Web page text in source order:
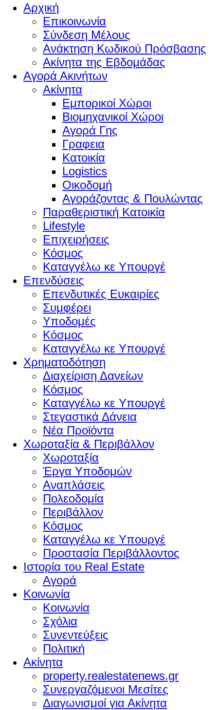
Αρχική
Επικοινωνία
Σύνδεση Μέλους
Ανάκτηση Κωδικού Πρόσβασης
Ακίνητα της Εβδομάδας
Αγορά Ακινήτων
Ακίνητα
Εμπορικοί Χώροι
Βιομηχανικοί Χώροι
Αγορά Γης
Γραφεια
Κατοικία
Logistics
Οικοδομή
Αγοράζοντας & Πουλώντας
Παραθεριστική Κατοικία
Lifestyle
Επιχειρήσεις
Κόσμος
Καταγγέλω κε Υπουργέ
Επενδύσεις
Επενδυτικές Ευκαιρίες
Συμφέρει
Υποδομές
Κόσμος
Καταγγέλω κε Υπουργέ
Χρηματοδότηση
Διαχείριση Δανείων
Κόσμος
Καταγγέλω κε Υπουργέ
Στεγαστικά Δάνεια
Νέα Προϊόντα
Χωροταξία & Περιβάλλον
Χωροταξία
Έργα Υποδομών
Αναπλάσεις
Πολεοδομία
Περιβάλλον
Κόσμος
Καταγγέλω κε Υπουργέ
Προστασία Περιβάλλοντος
Ιστορία του Real Estate
Αγορά
Κοινωνία
Κοινωνία
Σχόλια
Συνεντεύξεις
Πολιτική
Ακίνητα
property.realestatenews.gr
Συνεργαζόμενοι Μεσίτες
Διαγωνισμοί για Ακίνητα